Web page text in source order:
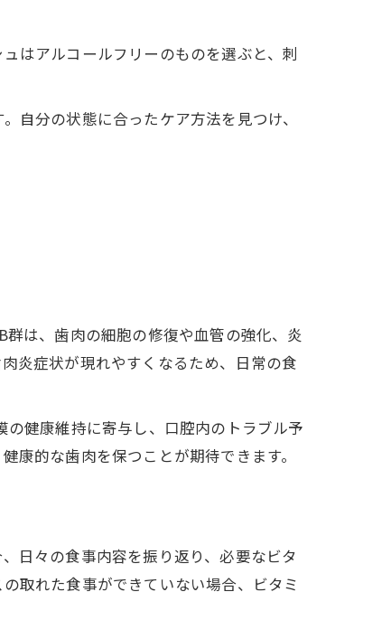
はアルコールフリーのものを選ぶと、刺
自分の状態に合ったケア方法を見つけ、
は、歯肉の細胞の修復や血管の強化、炎
炎症状が現れやすくなるため、日常の食
健康維持に寄与し、口腔内のトラブル予
康的な歯肉を保つことが期待できます。
日々の食事内容を振り返り、必要なビタ
取れた食事ができていない場合、ビタミ